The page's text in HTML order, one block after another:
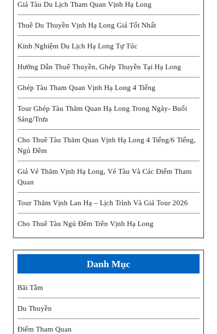
Giá Tàu Du Lịch Tham Quan Vịnh Hạ Long
Thuê Du Thuyền Vịnh Hạ Long Giá Tốt Nhất
Kinh Nghiệm Du Lịch Hạ Long Tự Túc
Hướng Dẫn Thuê Thuyền, Ghép Thuyền Tại Hạ Long
Ghép Tàu Tham Quan Vịnh Hạ Long 4 Tiếng
Tour Ghép Tàu Thăm Quan Hạ Long Trong Ngày- Buổi
Sáng/trưa
Cho Thuê Tàu Thăm Quan Vịnh Hạ Long 4 Tiếng/6 Tiếng,
Ngủ Đêm
Giá Vé Thăm Vịnh Hạ Long, Vé Tàu Và Các Điểm Tham
Quan
Tour Thăm Vịnh Lan Hạ – Lịch Trình Và Giá Tour 2026
Cho Thuê Tàu Ngủ Đêm Trên Vịnh Hạ Long
Danh Mục
Bãi Tắm
Du Thuyền
Điểm Tham Quan